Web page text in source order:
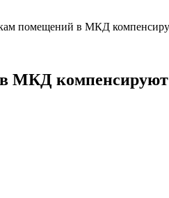
помещений в МКД
компенсируют